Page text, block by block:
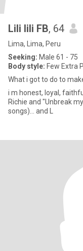
Lili lili FB, 64
Lima, Lima, Peru
Seeking: Male 61 - 75
Body style: Few Extra
What i got to do to
i m honest, loyal,
Richie and "Unbreak
songs)... and L